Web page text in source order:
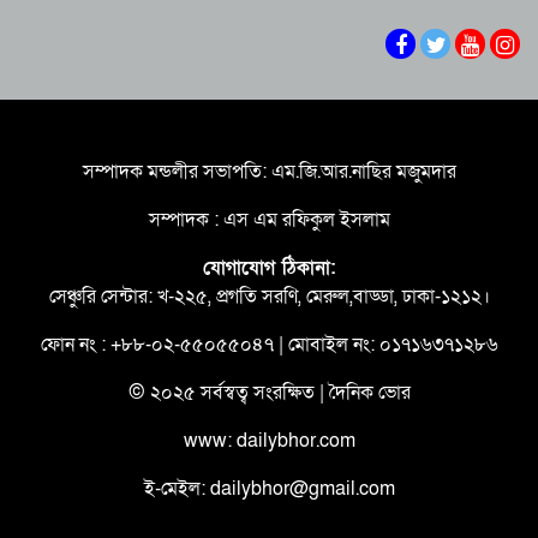
‎ বৃহত্তর ময়মনসিংহের উন্নয়নে সমন্বিত উদ্যোগের
আহ্বান তথ্য ও সম্প্রচার মন্ত্রণালয়ের
সুস্থ সমাজ গঠনে তরুণদের এগিয়ে আসার আহ্বান যুব
ও ক্রীড়া প্রতিমন্ত্রীর
দক্ষিণখানে বহুতল ভবন নির্মাণে অনিয়মের অভিযোগ,
তদন্তের আশ্বাস রাজউকের
আগামীকাল উদ্বোধন হচ্ছে ‘জুলাই গণঅভ্যুত্থান স্মৃতি
জাদুঘর’, ৬ আগস্ট থেকে সবার জন্য উন্মুক্ত
সম্পাদক মন্ডলীর সভাপতি: এম.জি.আর.নাছির মজুমদার
সম্পাদক : এস এম রফিকুল ইসলাম
যোগাযোগ ঠিকানা:
সেঞ্চুরি সেন্টার: খ-২২৫, প্রগতি সরণি, মেরুল,বাড্ডা, ঢাকা-১২১২।
ফোন নং : +৮৮-০২-৫৫০৫৫০৪৭ | মোবাইল নং: ০১৭১৬৩৭১২৮৬
© ২০২৫ সর্বস্বত্ব সংরক্ষিত | দৈনিক ভোর
www: dailybhor.com
ই-মেইল: dailybhor@gmail.com